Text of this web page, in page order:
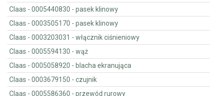
Claas - 0005440830 - pasek klinowy
Claas - 0003505170 - pasek klinowy
Claas - 0003203031 - włącznik ciśnieniowy
Claas - 0005594130 - wąż
Claas - 0005058920 - blacha ekranująca
Claas - 0003679150 - czujnik
Claas - 0005586360 - przewód rurowy